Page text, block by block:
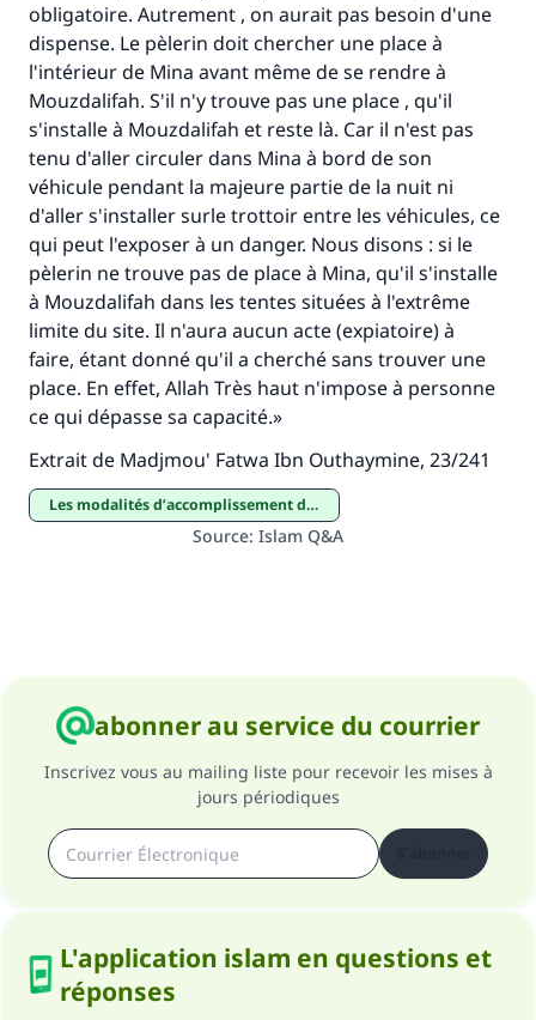
obligatoire. Autrement , on aurait pas besoin d'une
dispense. Le pèlerin doit chercher une place à
l'intérieur de Mina avant même de se rendre à
Mouzdalifah. S'il n'y trouve pas une place , qu'il
s'installe à Mouzdalifah et reste là. Car il n'est pas
tenu d'aller circuler dans Mina à bord de son
véhicule pendant la majeure partie de la nuit ni
d'aller s'installer surle trottoir entre les véhicules, ce
qui peut l'exposer à un danger. Nous disons : si le
pèlerin ne trouve pas de place à Mina, qu'il s'installe
à Mouzdalifah dans les tentes situées à l'extrême
limite du site. Il n'aura aucun acte (expiatoire) à
faire, étant donné qu'il a cherché sans trouver une
place. En effet, Allah Très haut n'impose à personne
ce qui dépasse sa capacité.»
Extrait de Madjmou' Fatwa Ibn Outhaymine, 23/241
Les modalités d’accomplissement des pèlerinages majeur et mineur
Source: Islam Q&A
abonner au service du courrier
Inscrivez vous au mailing liste pour recevoir les mises à
jours périodiques
L'application islam en questions et
réponses
millions de personnes grâce à votre
contribution
Aidez nous à apporter des réponses.
Le Messager d'Allah (Paix sur lui) a dit:
"Celui qui indique une bonne action obtient la
même récompense que celui qui le fait."
(MOUSLIM 1893)
Soutenez IslamQA